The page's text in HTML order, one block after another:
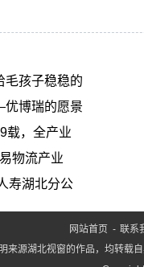
毛孩子稳稳的
博瑞的愿景
载，全产业
物流产业
寿湖北分公
网站首页 -联系
来源湖北视窗的作品，均转载